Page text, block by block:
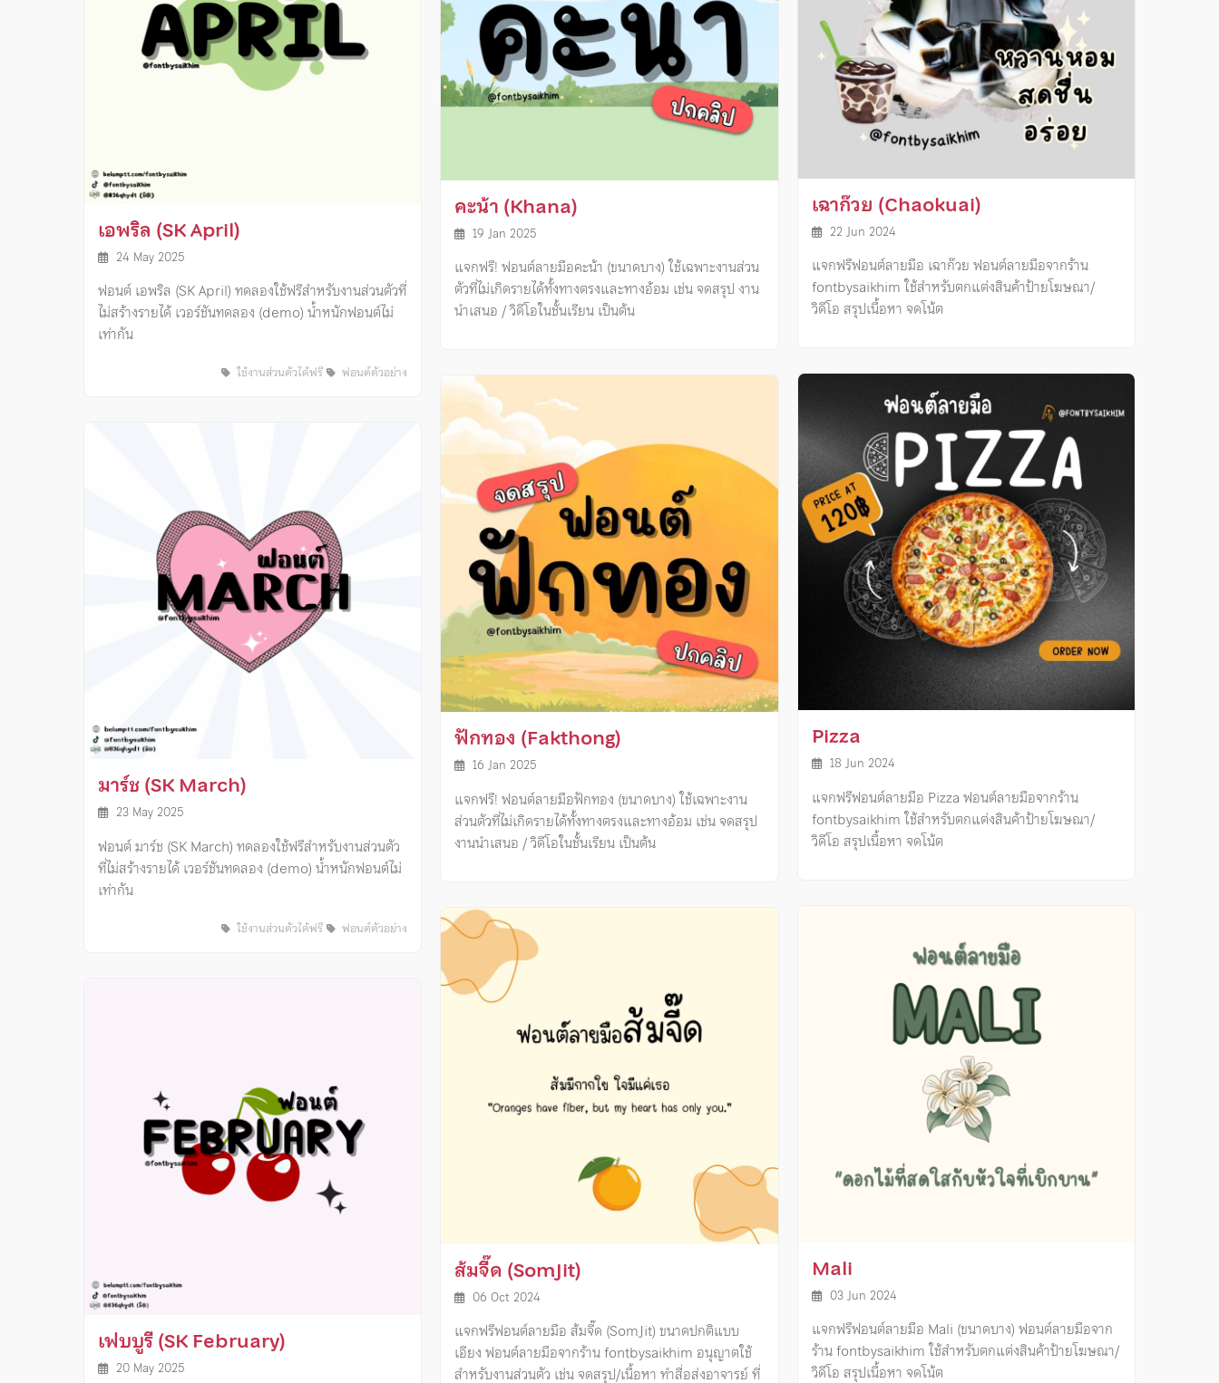
เอพริล (SK April)
24 May 2025
ฟอนต์ เอพริล (SK April) ทดลองใช้ฟรีสำหรับงานส่วนตัวที่
ไม่สร้างรายได้ เวอร์ชันทดลอง (demo) น้ำหนักฟอนต์ไม่
เท่ากัน
ใช้งานส่วนตัวได้ฟรี ฟอนต์ตัวอย่าง
มาร์ช (SK March)
23 May 2025
ฟอนต์ มาร์ช (SK March) ทดลองใช้ฟรีสำหรับงานส่วนตัว
ที่ไม่สร้างรายได้ เวอร์ชันทดลอง (demo) น้ำหนักฟอนต์ไม่
เท่ากัน
ใช้งานส่วนตัวได้ฟรี ฟอนต์ตัวอย่าง
เฟบบูรี (SK February)
20 May 2025
คะน้า (Khana)
19 Jan 2025
แจกฟรี! ฟอนต์ลายมือคะน้า (ขนาดบาง) ใช้เฉพาะงานส่วน
ตัวที่ไม่เกิดรายได้ทั้งทางตรงและทางอ้อม เช่น จดสรุป งาน
นำเสนอ / วิดีโอในชั้นเรียน เป็นต้น
ฟักทอง (Fakthong)
16 Jan 2025
แจกฟรี! ฟอนต์ลายมือฟักทอง (ขนาดบาง) ใช้เฉพาะงาน
ส่วนตัวที่ไม่เกิดรายได้ทั้งทางตรงและทางอ้อม เช่น จดสรุป
งานนำเสนอ / วิดีโอในชั้นเรียน เป็นต้น
ส้มจี๊ด (SomJit)
06 Oct 2024
แจกฟรีฟอนต์ลายมือ ส้มจี๊ด (SomJit) ขนาดปกติแบบ
เอียง ฟอนต์ลายมือจากร้าน fontbysaikhim อนุญาตใช้
สำหรับงานส่วนตัว เช่น จดสรุป/เนื้อหา ทำสื่อส่งอาจารย์ ที่
เฉาก๊วย (Chaokuai)
22 Jun 2024
แจกฟรีฟอนต์ลายมือ เฉาก๊วย ฟอนต์ลายมือจากร้าน
fontbysaikhim ใช้สำหรับตกแต่งสินค้าป้ายโฆษณา/
วิดีโอ สรุปเนื้อหา จดโน้ต
Pizza
18 Jun 2024
แจกฟรีฟอนต์ลายมือ Pizza ฟอนต์ลายมือจากร้าน
fontbysaikhim ใช้สำหรับตกแต่งสินค้าป้ายโฆษณา/
วิดีโอ สรุปเนื้อหา จดโน้ต
Mali
03 Jun 2024
แจกฟรีฟอนต์ลายมือ Mali (ขนาดบาง) ฟอนต์ลายมือจาก
ร้าน fontbysaikhim ใช้สำหรับตกแต่งสินค้าป้ายโฆษณา/
วิดีโอ สรุปเนื้อหา จดโน้ต